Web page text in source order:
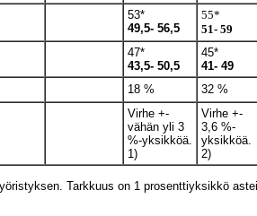
53*
49,5- 56,5
55*
51- 59
47*
43,5- 50,5
45*
41- 49
18 %
32 %
Virhe +-
vähän yli 3
%-yksikköä.
1)
Virhe +-
3,6 %-
yksikköä.
2)
Tarkkuus on 1 prosenttiyksikkö